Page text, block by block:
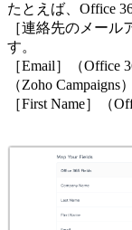
たとえば、Office
［連絡先のメー
す。
［Email］（Office
（Zoho Campaigns）
［First Name］（